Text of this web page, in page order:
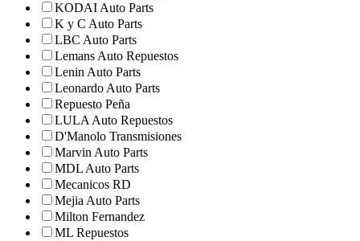
KODAI Auto Parts
K y C Auto Parts
LBC Auto Parts
Lemans Auto Repuestos
Lenin Auto Parts
Leonardo Auto Parts
Repuesto Peña
LULA Auto Repuestos
D'Manolo Transmisiones
Marvin Auto Parts
MDL Auto Parts
Mecanicos RD
Mejia Auto Parts
Milton Fernandez
ML Repuestos